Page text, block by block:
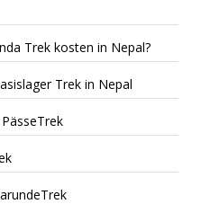
Trek kosten in Nepal?
Trek in Nepal